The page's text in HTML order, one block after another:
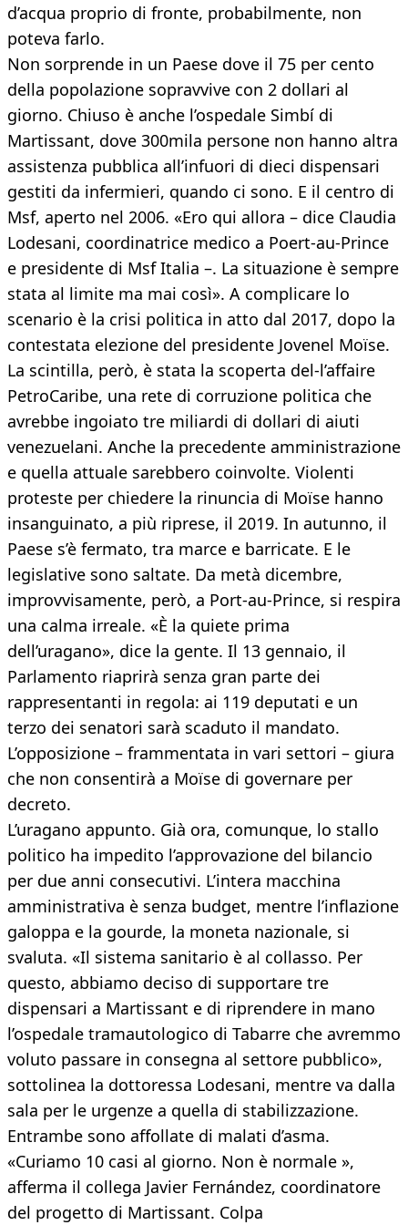
d’acqua proprio di fronte, probabilmente, non
poteva farlo.
Non sorprende in un Paese dove il 75 per cento
della popolazione sopravvive con 2 dollari al
giorno. Chiuso è anche l’ospedale Simbí di
Martissant, dove 300mila persone non hanno altra
assistenza pubblica all’infuori di dieci dispensari
gestiti da infermieri, quando ci sono. E il centro di
Msf, aperto nel 2006. «Ero qui allora – dice Claudia
Lodesani, coordinatrice medico a Poert-au-Prince
e presidente di Msf Italia –. La situazione è sempre
stata al limite ma mai così». A complicare lo
scenario è la crisi politica in atto dal 2017, dopo la
contestata elezione del presidente Jovenel Moïse.
La scintilla, però, è stata la scoperta del-l’affaire
PetroCaribe, una rete di corruzione politica che
avrebbe ingoiato tre miliardi di dollari di aiuti
venezuelani. Anche la precedente amministrazione
e quella attuale sarebbero coinvolte. Violenti
proteste per chiedere la rinuncia di Moïse hanno
insanguinato, a più riprese, il 2019. In autunno, il
Paese s’è fermato, tra marce e barricate. E le
legislative sono saltate. Da metà dicembre,
improvvisamente, però, a Port-au-Prince, si respira
una calma irreale. «È la quiete prima
dell’uragano», dice la gente. Il 13 gennaio, il
Parlamento riaprirà senza gran parte dei
rappresentanti in regola: ai 119 deputati e un
terzo dei senatori sarà scaduto il mandato.
L’opposizione – frammentata in vari settori – giura
che non consentirà a Moïse di governare per
decreto.
L’uragano appunto. Già ora, comunque, lo stallo
politico ha impedito l’approvazione del bilancio
per due anni consecutivi. L’intera macchina
amministrativa è senza budget, mentre l’inflazione
galoppa e la gourde, la moneta nazionale, si
svaluta. «Il sistema sanitario è al collasso. Per
questo, abbiamo deciso di supportare tre
dispensari a Martissant e di riprendere in mano
l’ospedale tramautologico di Tabarre che avremmo
voluto passare in consegna al settore pubblico»,
sottolinea la dottoressa Lodesani, mentre va dalla
sala per le urgenze a quella di stabilizzazione.
Entrambe sono affollate di malati d’asma.
«Curiamo 10 casi al giorno. Non è normale »,
afferma il collega Javier Fernández, coordinatore
del progetto di Martissant. Colpa